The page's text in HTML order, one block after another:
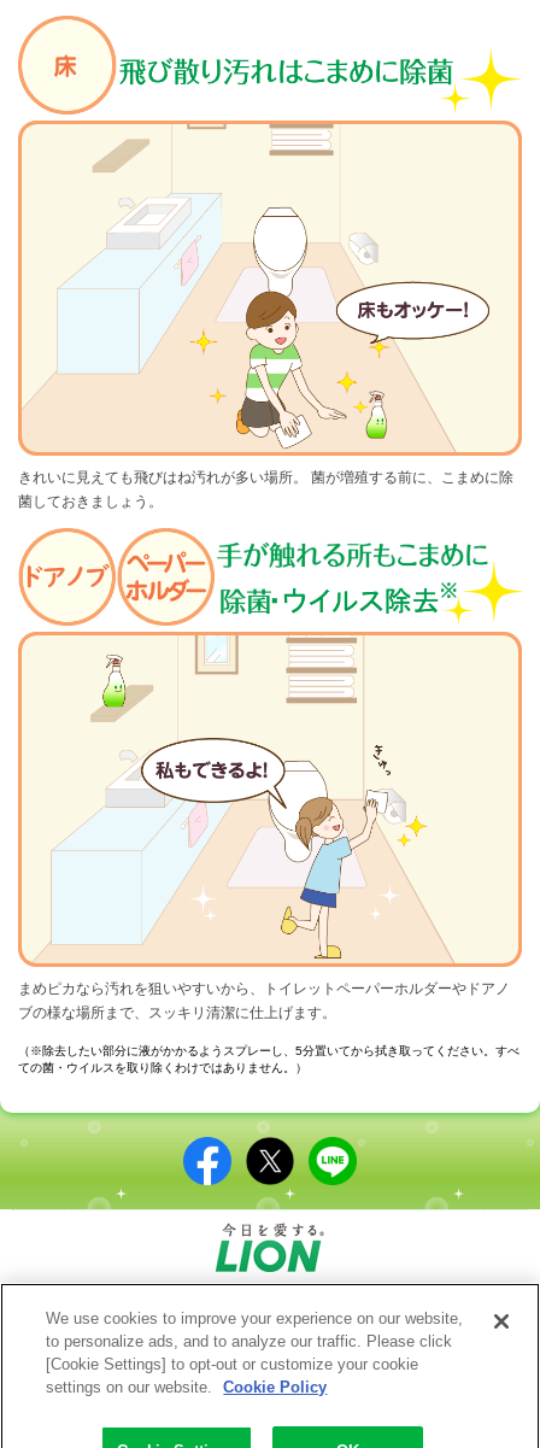
きれいに見えても飛びはね汚れが多い場所。
菌が増殖する前に、こまめに除
菌しておきましょう。
まめピカなら汚れを狙いやすいから、トイレットペーパーホルダーやドアノ
ブの様な場所まで、スッキリ清潔に仕上げます。
（※除去したい部分に液がかかるようスプレーし、5分置いてから拭き取ってください。すべ
ての菌・ウイルスを取り除くわけではありません。）
会社概要 | 利用規約 |
ウェブアクセシビリティ方針 |
個人情報等の保護について |
利用者情報の外部送信ポリシー |
We use cookies to improve your experience on our website,
to personalize ads, and to analyze our traffic. Please click
[Cookie Settings] to opt-out or customize your cookie
settings on our website.
Cookie Policy